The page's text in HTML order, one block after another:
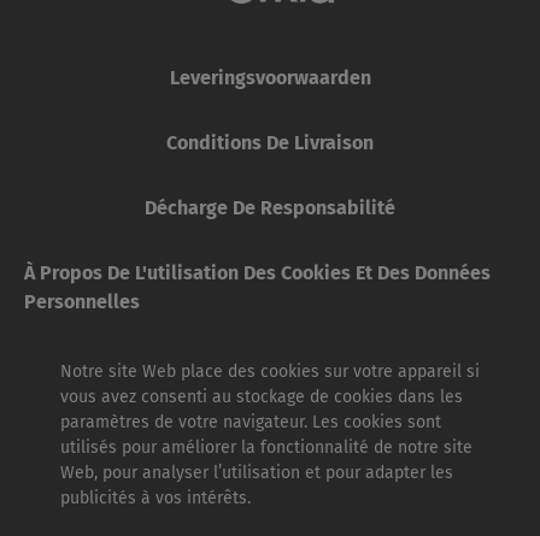
Leveringsvoorwaarden
Conditions De Livraison
Décharge De Responsabilité
À Propos De L'utilisation Des Cookies Et Des Données
Personnelles
Notre site Web place des cookies sur votre appareil si
vous avez consenti au stockage de cookies dans les
paramètres de votre navigateur. Les cookies sont
utilisés pour améliorer la fonctionnalité de notre site
Web, pour analyser l’utilisation et pour adapter les
publicités à vos intérêts.